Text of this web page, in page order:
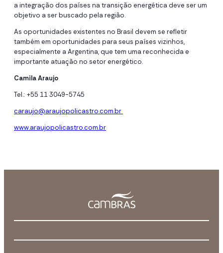
a integração dos países na transição energética deve ser um
objetivo a ser buscado pela região.
As oportunidades existentes no Brasil devem se refletir
também em oportunidades para seus países vizinhos,
especialmente a Argentina, que tem uma reconhecida e
importante atuação no setor energético.
Camila Araujo
Tel.: +55 11 3049-5745
caraujo@araujopolicastro.com.br
www.araujopolicastro.com.br